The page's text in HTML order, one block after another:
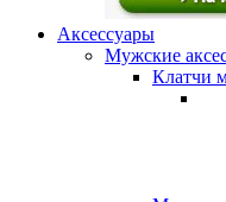
Аксессуары
Мужские
Клатчи